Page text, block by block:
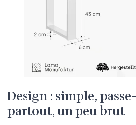
Design : simple, passe-
partout, un peu brut